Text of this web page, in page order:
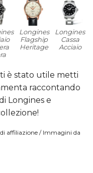
Longines
Flagship
Heritage
Longines
Cassa
Acciaio
è stato utile metti
raccontando
Longines e
affiliazione / Immagini da